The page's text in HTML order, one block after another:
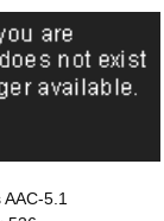
5.1